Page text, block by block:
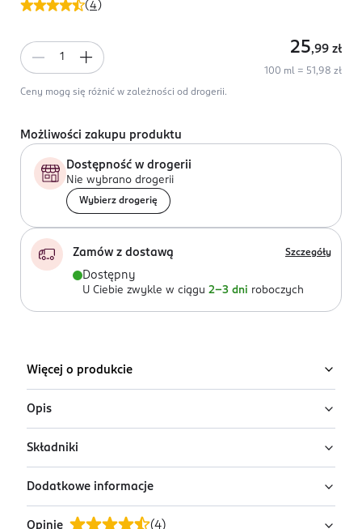
(4 )
25,99 zł
100 ml = 51,98 zł
Ceny mogą się różnić w zależności od drogerii.
Możliwości zakupu produktu
Dostępność w drogerii
Nie wybrano drogerii
Wybierz drogerię
Zamów z dostawą Szczegóły
Dostępny
U Ciebie zwykle w ciągu 2-3 dni roboczych
Więcej o produkcie
Opis
Kwasowy Peeling do Stóp
Mikrozłuszczający Roll-On Podologic
Advanced Care The Feet Coach
Profesjonalny kosmetyk podologiczny do zabiegu
Składniki
Ingredients: : AQUA, LACTIC ACID, UREA, GLYCERIN, PEG-
40 HYDROGENATED CASTOR OIL, SODIUM HYDROXIDE,
Dodatkowe informacje
Opinie (4)